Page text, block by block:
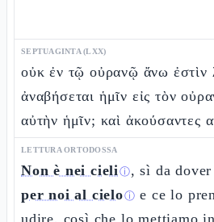
SEPTUAGINTA (LXX)
οὐκ ἐν τῷ οὐρανῷ ἄνω ἐστὶν
ἀναβήσεται ἡμῖν εἰς τὸν
αὐτὴν ἡμῖν; καὶ ἀκούσαντες
LETTURA ORTODOSSA
Non è nei cieliⓘ, sì da
per noi al cieloⓘ e ce lo
udire, così che lo mettiamo